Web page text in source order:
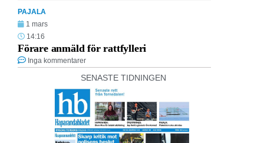
PAJALA
1 mars
14:16
Förare anmäld för rattfylleri
Inga kommentarer
SENASTE TIDNINGEN